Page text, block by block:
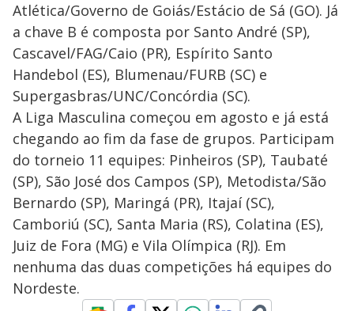
Atlética/Governo de Goiás/Estácio de Sá (GO). Já
a chave B é composta por Santo André (SP),
Cascavel/FAG/Caio (PR), Espírito Santo
Handebol (ES), Blumenau/FURB (SC) e
Supergasbras/UNC/Concórdia (SC).
A Liga Masculina começou em agosto e já está
chegando ao fim da fase de grupos. Participam
do torneio 11 equipes: Pinheiros (SP), Taubaté
(SP), São José dos Campos (SP), Metodista/São
Bernardo (SP), Maringá (PR), Itajaí (SC),
Camboriú (SC), Santa Maria (RS), Colatina (ES),
Juiz de Fora (MG) e Vila Olímpica (RJ). Em
nenhuma das duas competições há equipes do
Nordeste.